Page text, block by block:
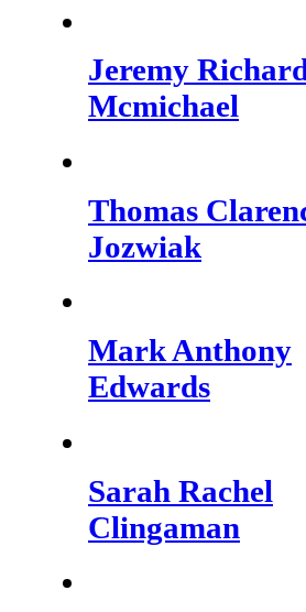
Jeremy
Mcmichael
Thomas
Jozwiak
Mark Anthony
Edwards
Sarah Rachel
Clingaman